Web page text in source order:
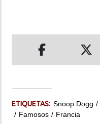
MULTIMEDIA
ETIQUETAS: Snoop Dogg
Famosos
Francia